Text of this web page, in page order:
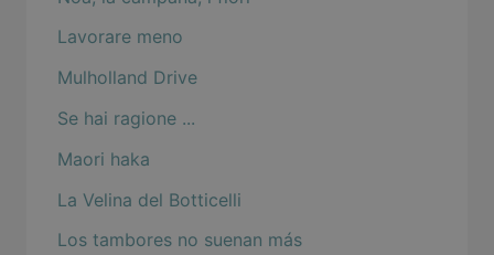
Lavorare meno
Mulholland Drive
Se hai ragione ...
Maori haka
La Velina del Botticelli
Los tambores no suenan más